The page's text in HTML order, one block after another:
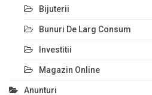
Bijuterii
Bunuri De Larg Consum
Investitii
Magazin Online
Anunturi